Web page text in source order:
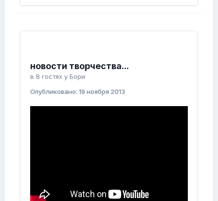
новости творчества...
в В гостях у Бори
Опубликовано: 19 ноября 2013